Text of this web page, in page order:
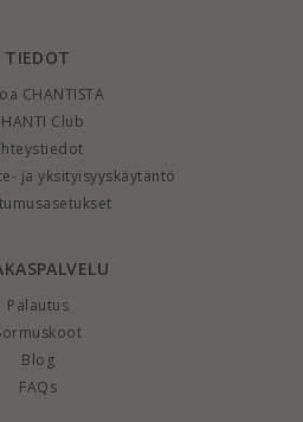
TIEDOT
CHANTISTA
Club
ja yksityisyyskäytäntö
Palautus
Blog
FAQs